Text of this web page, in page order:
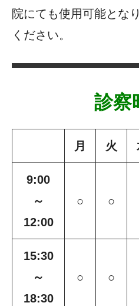
院にても使用可能とな
ください。
診察
月 火
9:00
～
12:00
○ ○
15:30
～
18:30
○ ○